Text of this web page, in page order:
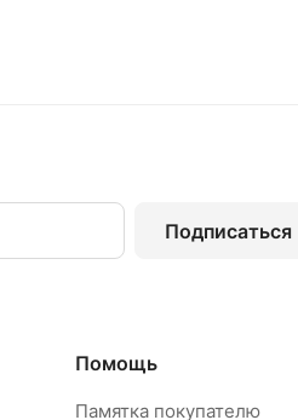
Подписаться
Помощь
Памятка покупателю